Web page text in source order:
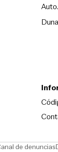
Duna
de denuncias